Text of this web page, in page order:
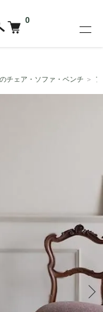
0
チェア・ソファ・ベンチ ＞